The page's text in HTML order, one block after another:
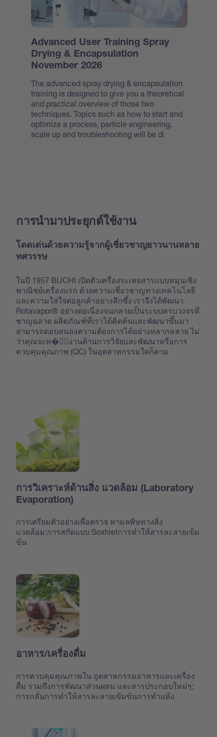
Advanced User Training Spray
Drying & Encapsulation
November 2026
The advanced spray drying & encapsulation
training is designed to give you a theoretical
and practical overview of those two
techniques. Topics such as how to start and
optimize a process, particle engineering,
scale up and troubleshooting will be di
การนำมาประยุกต์ใช้งาน
โดดเด่นด้วยความรู้จากผู้เชี่ยวชาญยาวนานหลาย
ทศวรรษ
ในปี 1957 BUCHI เปิดตัวเครื่องระเหยสารแบบหมุนเชิง
พาณิชย์เครื่องแรก ด้วยความเชี่ยวชาญทางเทคโนโลยี
และความใส่ใจต่อลูกค้าอย่างลึกซึ้ง เราจึงได้พัฒนา
Rotavapor® อย่างต่อเนื่องจนกลายเป็นระบบครบวงจรที่
ชาญฉลาด ผลิตภัณฑ์ที่เราได้คิดค้นและพัฒนาขึ้นมา
สามารถตอบสนองความต้องการได้อย่างหลากหลาย ไม่
ว่าคุณจะท�ำงานด้านการวิจัยและพัฒนาหรือการ
ควบคุมคุณภาพ (QC) ในอุตสาหกรรมใดก็ตาม
การวิเคราะห์ด้านสิ่ง แวดล้อม (Laboratory
Evaporation)
การเตรียมตัวอย่างเพื่อตรวจ หามลพิษทางสิ่ง
แวดล้อม:การสกัดแบบ Soxhletการทำให้สารละลายเข้ม
ข้น
อาหาร/เครื่องดื่ม
การควบคุมคุณภาพใน อุตสาหกรรมอาหารและเครื่อง
ดื่ม รวมถึงการพัฒนาส่วนผสม และสารประกอบใหม่ๆ:
การกลั่นการทำให้สารละลายเข้มข้นการทำแห้ง